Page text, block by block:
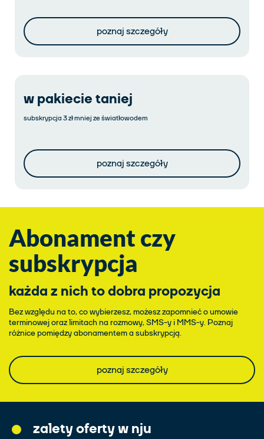
poznaj szczegóły
w pakiecie taniej
subskrypcja 3 zł mniej ze światłowodem
poznaj szczegóły
Abonament czy
subskrypcja
każda z nich to dobra propozycja
Bez względu na to, co wybierzesz, możesz zapomnieć o umowie
terminowej oraz limitach na rozmowy, SMS-y i MMS-y. Poznaj
różnice pomiędzy abonamentem a subskrypcją.
poznaj szczegóły
zalety oferty w nju